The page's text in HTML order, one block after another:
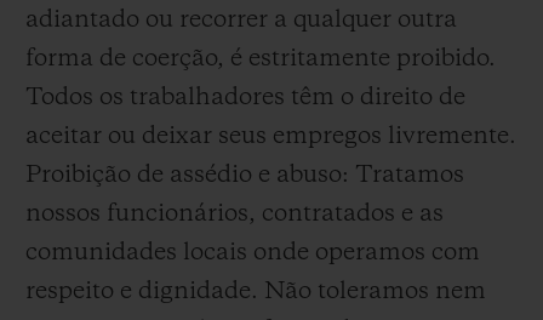
adiantado ou recorrer a qualquer outra
forma de coerção, é estritamente proibido.
Todos os trabalhadores têm o direito de
aceitar ou deixar seus empregos livremente.
Proibição de assédio e abuso: Tratamos
nossos funcionários, contratados e as
comunidades locais onde operamos com
respeito e dignidade. Não toleramos nem